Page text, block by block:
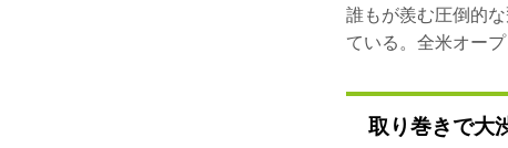
誰もが羨む圧倒的
ている。全米オー
取り巻きで大